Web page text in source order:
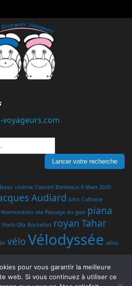
voyageurs.com
cinéma Concert Bordeaux 6 Mars 2020
Audiard John Coltrane
Noirmoutiers ota Passage du gois piana
Porto Ota Rochefort royanTahar
véloVélodyssée vélos
pour vous garantir la meilleure
web. Si vous continuez à utiliser ce